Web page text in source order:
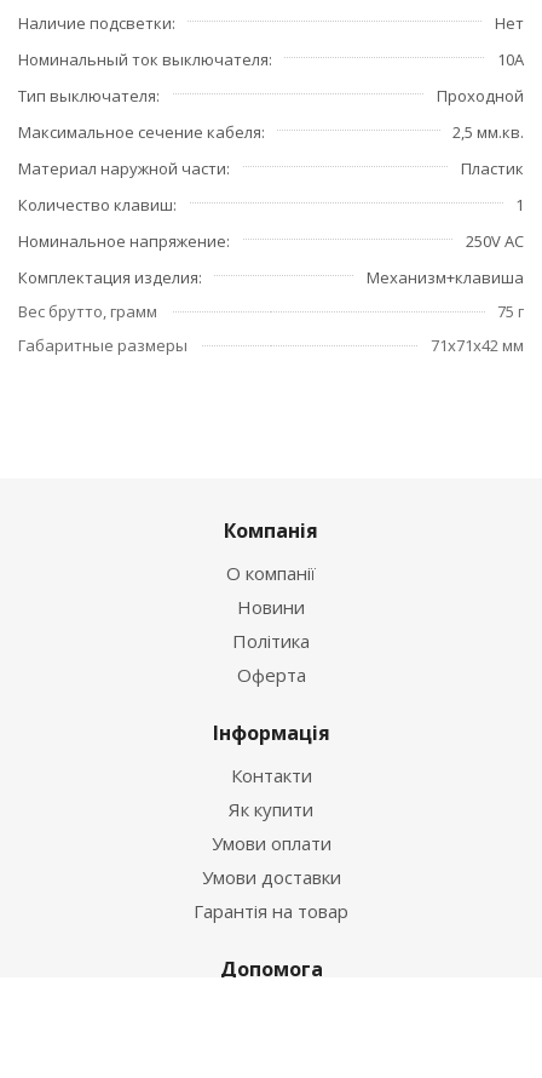
Наличие подсветки
Нет
Номинальный ток выключателя
10А
Тип выключателя
Проходной
Максимальное сечение кабеля
2,5 мм.кв.
Материал наружной части
Пластик
Количество клавиш
1
Номинальное напряжение
250V AC
Комплектация изделия
Механизм+клавиша
Вес брутто, грамм
75 г
Габаритные размеры
71x71x42 мм
Компанія
О компанії
Новини
Політика
Оферта
Інформація
Контакти
Як купити
Умови оплати
Умови доставки
Гарантія на товар
Допомога